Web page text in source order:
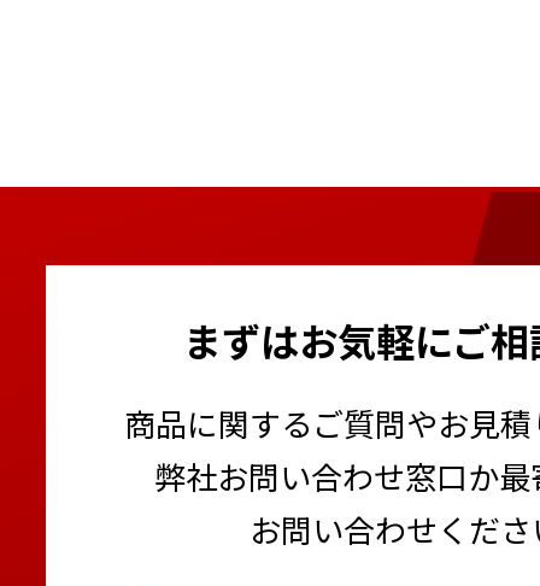
まずはお気軽にご
商品に関するご質問やお見
弊社お問い合わせ窓口か
お問い合わせくだ